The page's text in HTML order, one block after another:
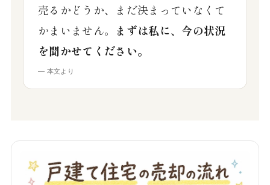
売るかどうか、まだ決まっていなくて
かまいません。 まずは私に、今の状況
を聞かせてください。
— 本文より